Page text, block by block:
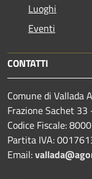
Luoghi
Eventi
CONTATTI
Comune di Vallada
Frazione Sachet 33
Codice Fiscale:
Partita IVA:
Email: